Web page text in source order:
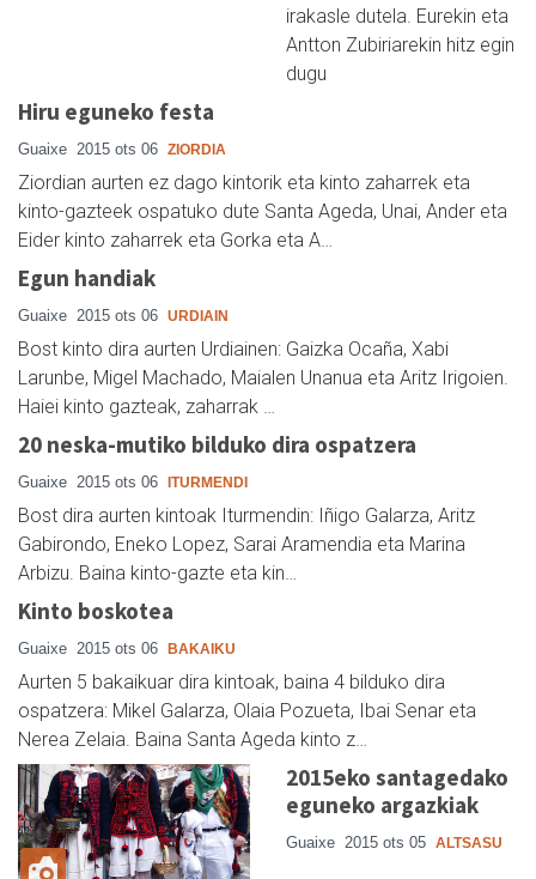
irakasle dutela. Eurekin eta
Antton Zubiriarekin hitz egin
dugu
Hiru eguneko festa
Guaixe 2015 ots 06 ZIORDIA
Ziordian aurten ez dago kintorik eta kinto zaharrek eta
kinto-gazteek ospatuko dute Santa Ageda, Unai, Ander eta
Eider kinto zaharrek eta Gorka eta A…
Egun handiak
Guaixe 2015 ots 06 URDIAIN
Bost kinto dira aurten Urdiainen: Gaizka Ocaña, Xabi
Larunbe, Migel Machado, Maialen Unanua eta Aritz Irigoien.
Haiei kinto gazteak, zaharrak …
20 neska-mutiko bilduko dira ospatzera
Guaixe 2015 ots 06 ITURMENDI
Bost dira aurten kintoak Iturmendin: Iñigo Galarza, Aritz
Gabirondo, Eneko Lopez, Sarai Aramendia eta Marina
Arbizu. Baina kinto-gazte eta kin…
Kinto boskotea
Guaixe 2015 ots 06 BAKAIKU
Aurten 5 bakaikuar dira kintoak, baina 4 bilduko dira
ospatzera: Mikel Galarza, Olaia Pozueta, Ibai Senar eta
Nerea Zelaia. Baina Santa Ageda kinto z…
2015eko santagedako
eguneko argazkiak
Guaixe 2015 ots 05 ALTSASU